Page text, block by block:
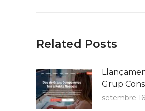
Related Posts
Grup
setembre